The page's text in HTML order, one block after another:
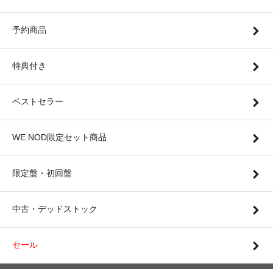
予約商品
特典付き
ベストセラー
WE NOD限定セット商品
限定盤・初回盤
中古・デッドストック
セール